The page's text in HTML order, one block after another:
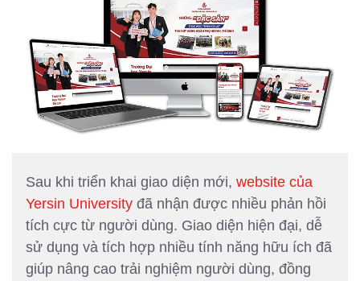
Sau khi triển khai giao diện mới, website của
Yersin Universityđã nhận được nhiều phản hồi
tích cực từ người dùng. Giao diện hiện đại, dễ
sử dụng và tích hợp nhiều tính năng hữu ích đã
giúp nâng cao trải nghiệm người dùng, đồng